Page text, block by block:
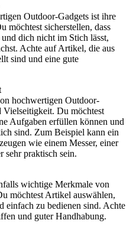
Outdoor-Gadgets ist ihre
möchtest sicherstellen, dass
dich nicht im Stich lässt,
Achte auf Artikel, die aus
sind und eine gute
hochwertigen Outdoor-
Vielseitigkeit. Du möchtest
Aufgaben erfüllen können und
sind. Zum Beispiel kann ein
wie einem Messer, einer
sehr praktisch sein.
wichtige Merkmale von
möchtest Artikel auswählen,
einfach zu bedienen sind. Achte
und guter Handhabung.